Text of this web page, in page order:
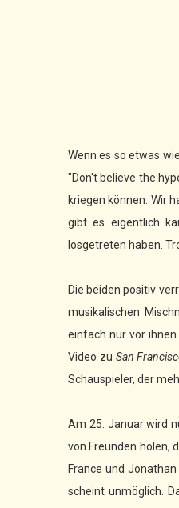
Wenn es so etwas
"Don't believe the
kriegen können. Wir
gibt es eigentlich
losgetreten haben.
Die beiden positiv
musikalischen
einfach nur vor
Video zu San
Schauspieler, der
Am 25. Januar wird
von Freunden holen,
France und
scheint unmöglich.